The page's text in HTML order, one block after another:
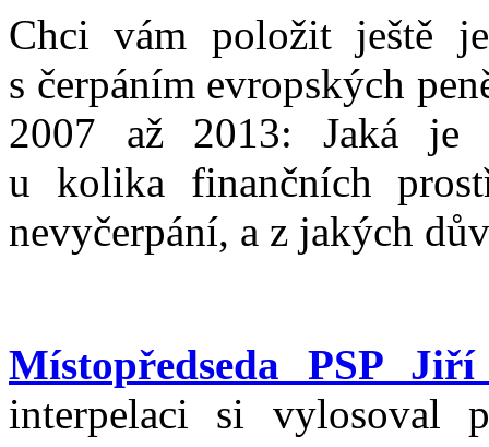
Chci vám položit ještě
s čerpáním evropských
2007 až 2013: Jaká je
u kolika finančních
nevyčerpání, a z jakých
Místopředseda PSP Jiří
interpelaci si vylosoval